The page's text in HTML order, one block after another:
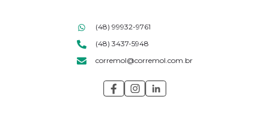
(48) 99932-9761
(48) 3437-5948
corremol@corremol.com.br